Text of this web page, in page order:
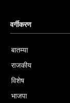
वर्गीकरण
बातम्या
राजकीय
विशेष
भाजपा